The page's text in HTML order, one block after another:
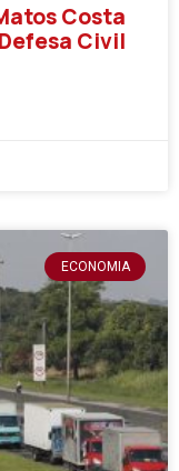
Costa
Civil
ECONOMIA